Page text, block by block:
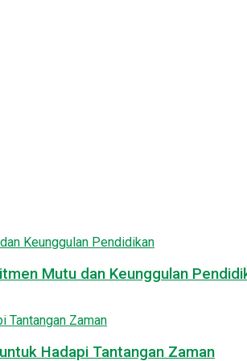
Mutu dan Keunggulan
Hadapi Tantangan Zaman